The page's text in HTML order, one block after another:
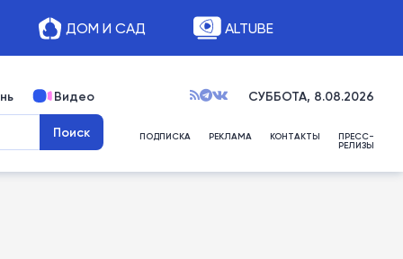
ДОМ И САД ALTUBE
Видео СУББОТА, 8.08.2026
ПОДПИСКА РЕКЛАМА КОНТАКТЫ ПРЕСС-
РЕЛИЗЫ